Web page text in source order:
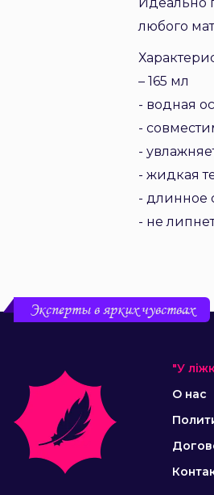
любого
– 165 мл
- водная
-
-
- жидкая
- длинное
- не
Эксперты в ярких чувствах
"У
О нас